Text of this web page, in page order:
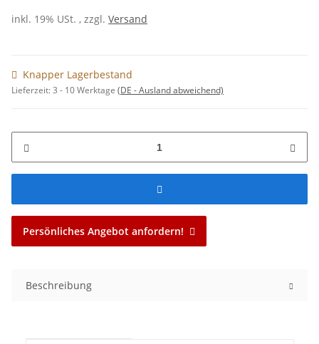
inkl. 19% USt. , zzgl. Versand
Knapper Lagerbestand
Lieferzeit:3 - 10 Werktage (DE - Ausland abweichend)
Persönliches Angebot anfordern!
Beschreibung